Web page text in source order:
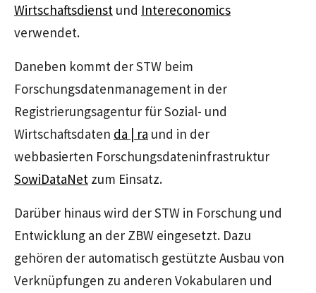
Wirtschaftsdienst und Intereconomics
verwendet.
Daneben kommt der STW beim
Forschungsdatenmanagement in der
Registrierungsagentur für Sozial- und
Wirtschaftsdaten da | ra und in der
webbasierten Forschungsdateninfrastruktur
SowiDataNet zum Einsatz.
Darüber hinaus wird der STW in Forschung und
Entwicklung an der ZBW eingesetzt. Dazu
gehören der automatisch gestützte Ausbau von
Verknüpfungen zu anderen Vokabularen und